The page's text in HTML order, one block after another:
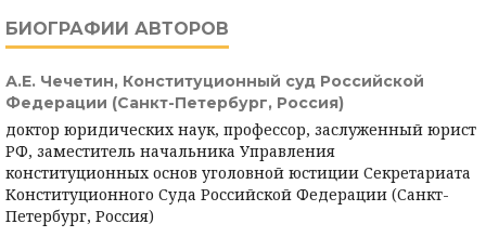
БИОГРАФИИ АВТОРОВ
А.Е. Чечетин, Конституционный суд Российской
Федерации (Санкт-Петербург, Россия)
доктор юридических наук, профессор, заслуженный юрист
РФ, заместитель начальника Управления
конституционных основ уголовной юстиции Секретариата
Конституционного Суда Российской Федерации (Санкт-
Петербург, Россия)